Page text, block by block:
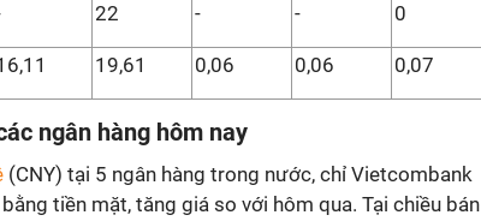
22 - - 0
19,61 0,06 0,06 0,07
ngân hàng hôm nay
(CNY) tại 5 ngân hàng trong nước, chỉ Vietcombank
tiền mặt, tăng giá so với hôm qua. Tại chiều bán